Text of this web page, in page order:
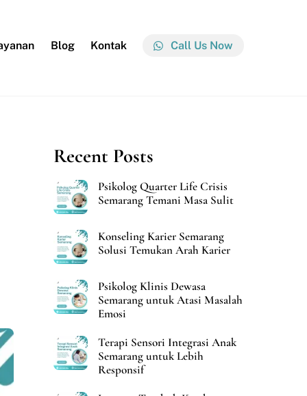
Blog Kontak Call Us Now
Recent Posts
Psikolog Quarter Life Crisis
Semarang Temani Masa Sulit
Konseling Karier Semarang
Solusi Temukan Arah Karier
Psikolog Klinis Dewasa
Semarang untuk Atasi Masalah
Emosi
Terapi Sensori Integrasi Anak
Semarang untuk Lebih
Responsif